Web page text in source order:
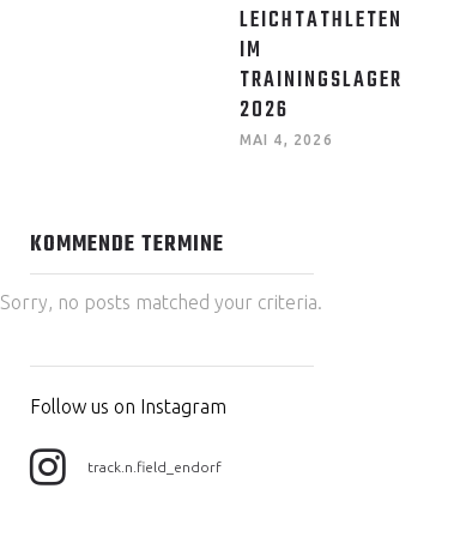
LEICHTATHLETEN
IM
TRAININGSLAGER
2026
MAI 4, 2026
KOMMENDE TERMINE
Sorry, no posts matched your criteria.
Follow us on Instagram
track.n.field_endorf